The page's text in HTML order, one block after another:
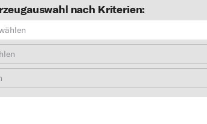
nach Kriterien: